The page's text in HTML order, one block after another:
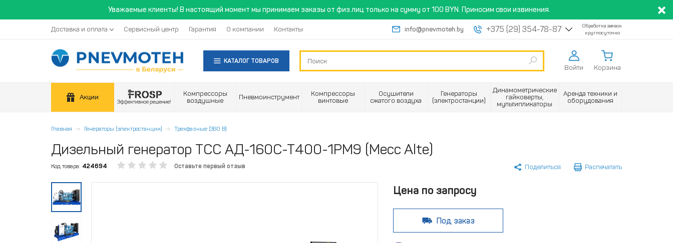
Уважаемые клиенты! В настоящий момент мы принимаем заказы от физ.лиц только на сумму от 100 BYN. Приносим свои извинения.
Доставка и оплата Сервисный центр Гарантия О компании Контакты info@pnevmoteh.by +375 (29) 354-78-87
Обработка заявок
круглосуточно
КАТАЛОГ ТОВАРОВ
Войти Корзина
Акции
Компрессоры
воздушные
Пневмоинструмент
Компрессоры
винтовые
Осушители
сжатого воздуха
Генераторы
(электростанции)
Динамометрические
гайковерты,
мультипликаторы
Аренда техники и
оборудования
Главная Генераторы (электростанции) Трехфазные (380 В)
Дизельный генератор ТСС АД-160С-Т400-1РМ9 (Mecc Alte)
Код товара: 424694 Оставьте первый отзыв Поделиться Распечатать
Цена по запросу
Под заказ